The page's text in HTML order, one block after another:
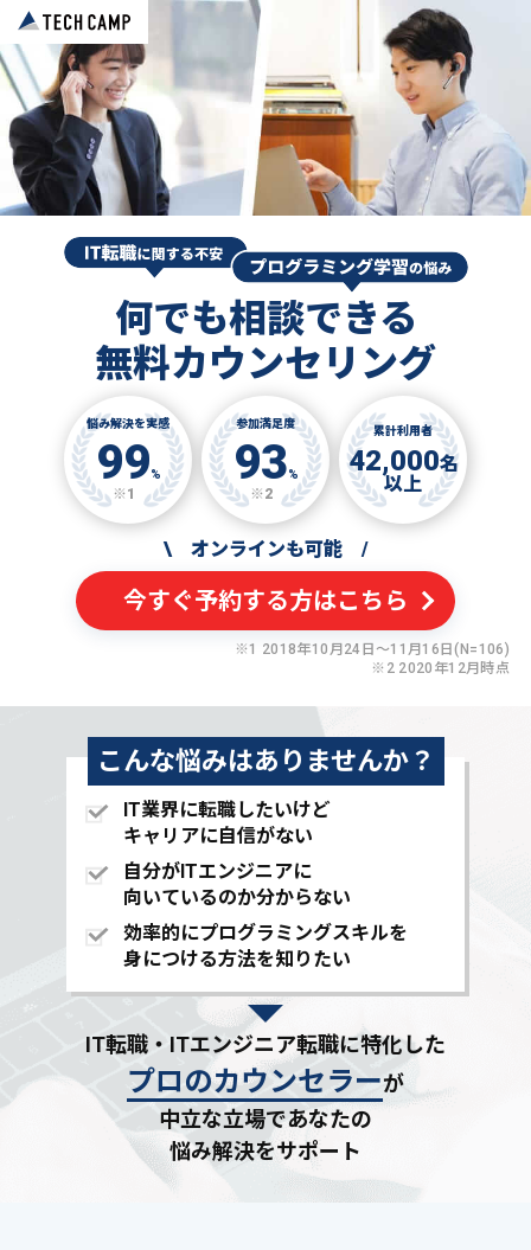
何でも相談できる
無料カウンセリング
悩み解決を実感
99%
※1
参加満足度
93%
※2
累計利用者
42,000名
以上
\ オンラインも可能 /
今すぐ予約する方はこちら
※1 2018年10月24日〜11月16日(N=106)
※2 2020年12月時点
こんな悩みはありませんか？
IT業界に転職したいけど
キャリアに自信がない
自分がITエンジニアに
向いているのか分からない
効率的にプログラミングスキルを
身につける方法を知りたい
IT転職・ITエンジニア転職に特化した
プロのカウンセラーが
中立な立場であなたの
悩み解決をサポート